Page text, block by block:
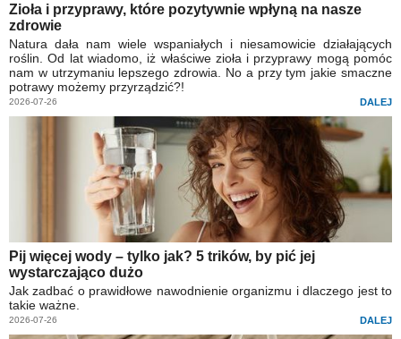
Zioła i przyprawy, które pozytywnie wpłyną na nasze
zdrowie
Natura dała nam wiele wspaniałych i niesamowicie działających
roślin. Od lat wiadomo, iż właściwe zioła i przyprawy mogą pomóc
nam w utrzymaniu lepszego zdrowia. No a przy tym jakie smaczne
potrawy możemy przyrządzić?!
2026-07-26 DALEJ
Pij więcej wody – tylko jak? 5 trików, by pić jej
wystarczająco dużo
Jak zadbać o prawidłowe nawodnienie organizmu i dlaczego jest to
takie ważne.
2026-07-26 DALEJ